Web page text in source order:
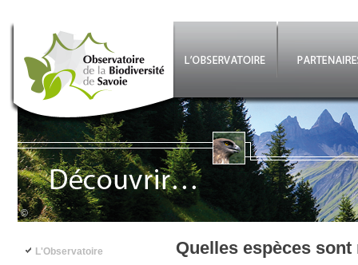
Aller au contenu principal
©
Quelles espèces
Navigation principale
L'Observatoire